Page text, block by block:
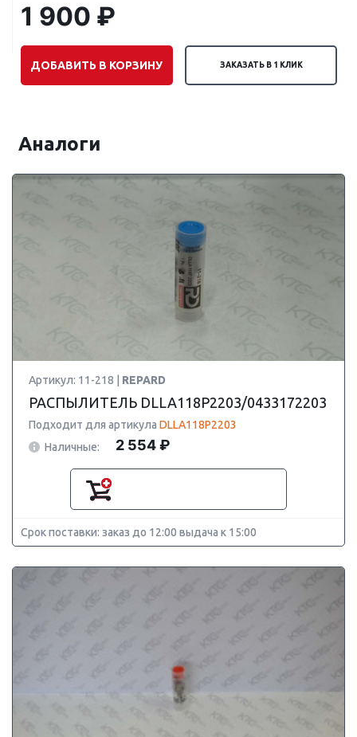
1 900 ₽
ДОБАВИТЬ В КОРЗИНУ ЗАКАЗАТЬ В 1 КЛИК
Аналоги
Артикул: 11-218 | REPARD
РАСПЫЛИТЕЛЬ DLLA118P2203/0433172203
Подходит для артикула DLLA118P2203
Наличные:
2 554 ₽
Срок поставки: заказ до 12:00 выдача к 15:00